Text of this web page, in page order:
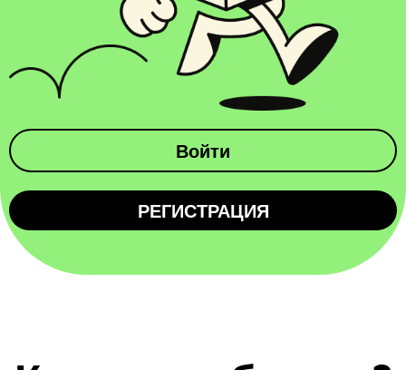
Войти
РЕГИСТРАЦИЯ